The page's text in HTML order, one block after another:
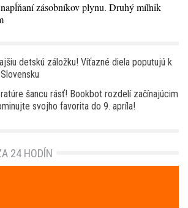
zásobníkov plynu. Druhý míľnik
detskú záložku! Víťazné diela poputujú k
šancu rásť! Bookbot rozdelí začínajúcim
svojho favorita do 9. apríla!
24 HODÍN